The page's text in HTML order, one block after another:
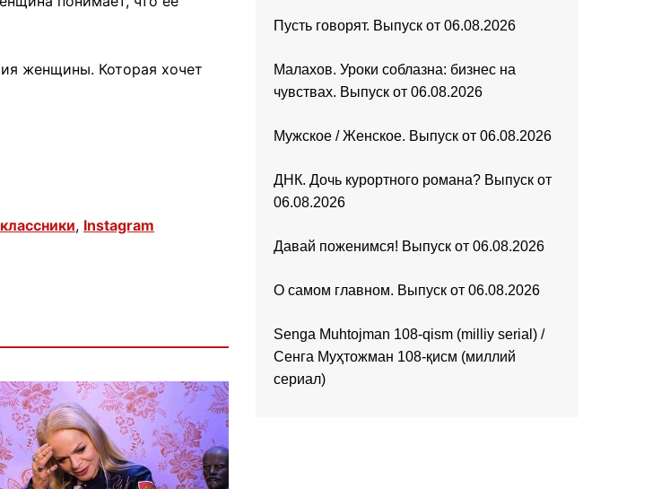
женщины. Которая хочет
, Instagram
Пусть говорят. Выпуск от 06.08.2026
Малахов. Уроки соблазна: бизнес на
чувствах. Выпуск от 06.08.2026
Мужское / Женское. Выпуск от 06.08.2026
ДНК. Дочь курортного романа? Выпуск от
06.08.2026
Давай поженимся! Выпуск от 06.08.2026
О самом главном. Выпуск от 06.08.2026
Senga Muhtojman 108-qism (milliy serial) /
Сенга Муҳтожман 108-қисм (миллий
сериал)